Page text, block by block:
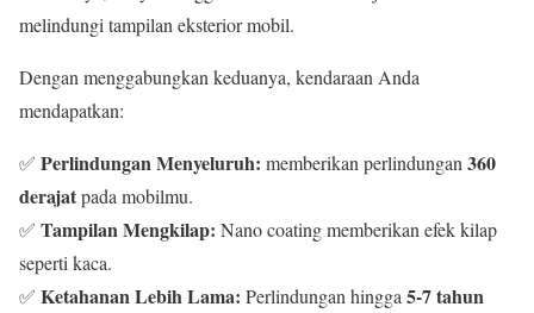
melindungi tampilan eksterior mobil.
Dengan menggabungkan keduanya, kendaraan Anda
mendapatkan:
✅ Perlindungan Menyeluruh: memberikan perlindungan360
derajatpada mobilmu.
✅ Tampilan Mengkilap: Nano coating memberikan efek kilap
seperti kaca.
✅ Ketahanan Lebih Lama: Perlindungan hingga5-7 tahun